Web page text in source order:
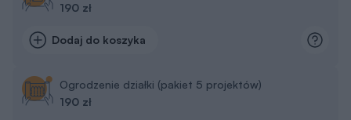
190 zł
Dodaj do koszyka
Ogrodzenie działki (pakiet 5 projektów)
190 zł